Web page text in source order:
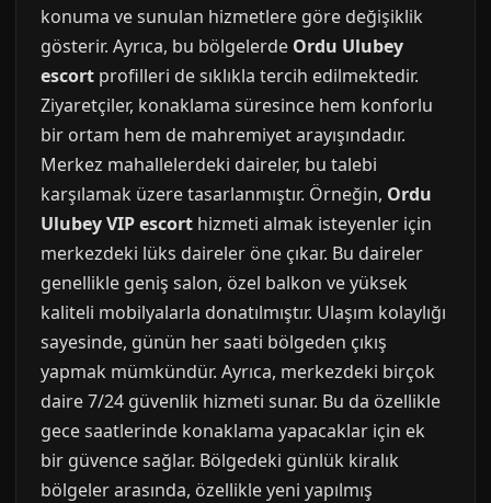
konuma ve sunulan hizmetlere göre değişiklik
gösterir. Ayrıca, bu bölgelerde Ordu Ulubey
escort profilleri de sıklıkla tercih edilmektedir.
Ziyaretçiler, konaklama süresince hem konforlu
bir ortam hem de mahremiyet arayışındadır.
Merkez mahallelerdeki daireler, bu talebi
karşılamak üzere tasarlanmıştır. Örneğin, Ordu
Ulubey VIP escort hizmeti almak isteyenler için
merkezdeki lüks daireler öne çıkar. Bu daireler
genellikle geniş salon, özel balkon ve yüksek
kaliteli mobilyalarla donatılmıştır. Ulaşım kolaylığı
sayesinde, günün her saati bölgeden çıkış
yapmak mümkündür. Ayrıca, merkezdeki birçok
daire 7/24 güvenlik hizmeti sunar. Bu da özellikle
gece saatlerinde konaklama yapacaklar için ek
bir güvence sağlar. Bölgedeki günlük kiralık
bölgeler arasında, özellikle yeni yapılmış